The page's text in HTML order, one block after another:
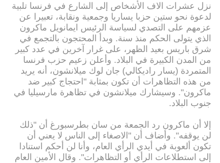
نزل عشرات الاف الأشخاص إلى الشارع في فرنسا تلبية
لدعوة نحو ستين حزبا يساريا وجمعية ونقابة، تعبيرا عن
عزمهم على التصدي لسياسة الرئيس ايمانويل ماكرون
الذي يتولى الحكم منذ سنة. وبدأ المحتجون بالتجمع في
شرق باريس بعيد الظهر، على غرار آخرين في عدد كبير
من المدن الكبيرة في البلاد. وأعلن زعيم حزب فرنسا
المتمردة (يسار راديكالي) جان لوك ميلانشون، أنه يريد
من هذه التظاهرات أن تكون بمثابة "احتجاج كبير ضد
ماكرون". وسيشارك ميلانشون في تظاهرة مارسيليا في
جنوب البلاد.
إلا أن ماكرون رد الجمعة من سان بطرسبورغ أن "ذلك
لن يوقفه". وأضاف أن "الاصغاء إلى الناس لا يعني أن
تكون ألعوبة في أيدي الرأي العام، وأنا لن أحكم استنادا
إلى استطلاعات الرأي أو التظاهرات". وقال الأمين العام